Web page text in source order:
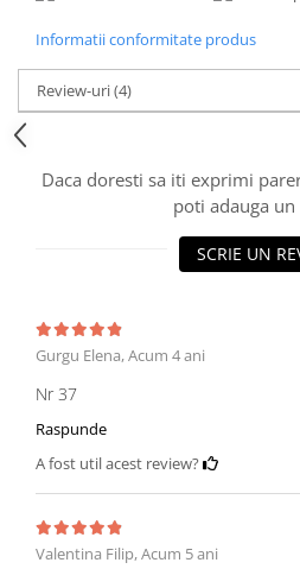
Informatii conformitate produs
Review-uri(4)
Daca doresti sa iti exprimi
poti adauga
SCRIE UN
Gurgu Elena,Acum 4 ani
Nr 37
Raspunde
A fost util acest review?
Valentina Filip,Acum 5 ani